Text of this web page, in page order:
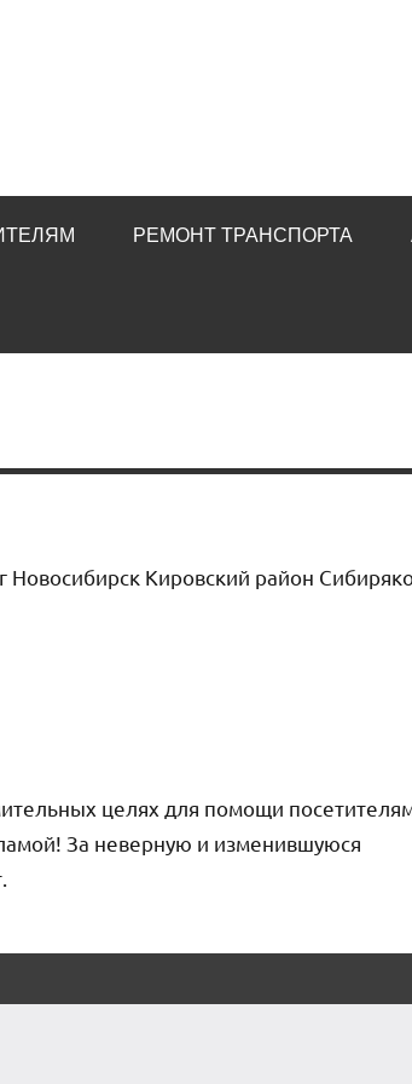
РЕМОНТ ТРАНСПОРТА
Новосибирск Кировский район
целях для помощи
За неверную и изменившуюся